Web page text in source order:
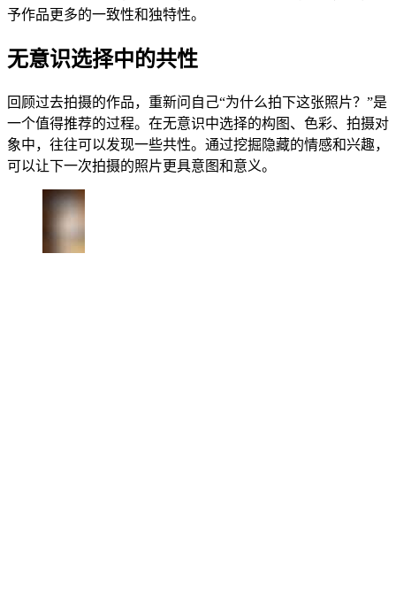
予作品更多的一致性和独特性。
无意识选择中的共性
回顾过去拍摄的作品，重新问自己“为什么拍下这张照片？”是
一个值得推荐的过程。在无意识中选择的构图、色彩、拍摄对
象中，往往可以发现一些共性。通过挖掘隐藏的情感和兴趣，
可以让下一次拍摄的照片更具意图和意义。